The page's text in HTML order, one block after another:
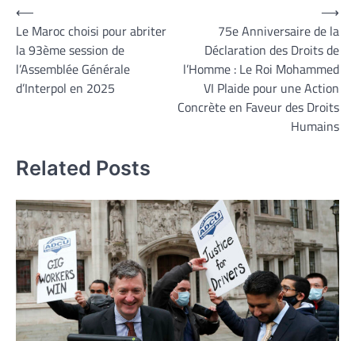
Navigation
de
l’article
⟵
Le Maroc choisi pour abriter
la 93ème session de
l’Assemblée Générale
d’Interpol en 2025
75e Anniversaire de la
Déclaration des Droits de
l’Homme : Le Roi Mohammed
VI Plaide pour une Action
Concrète en Faveur des Droits
Humains
⟶
Related Posts